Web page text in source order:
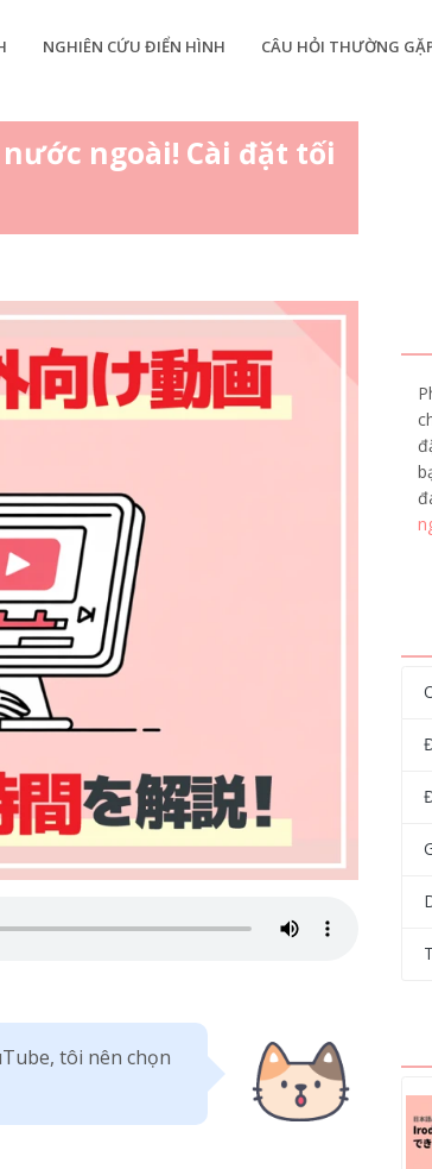
NGHIÊN CỨU ĐIỂN HÌNH CÂU HỎI THƯỜNG
ngoài! Cài đặt tối
tôi nên chọn